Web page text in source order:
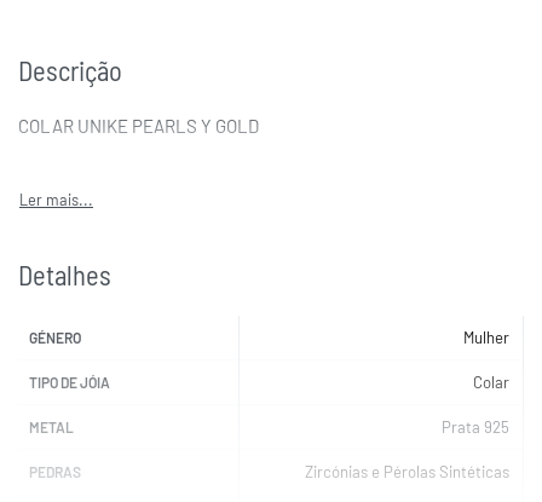
Descrição
COLAR UNIKE PEARLS Y GOLD
Detalhes
GÉNERO Mulher
TIPO DE JÓIA Colar
METAL Prata 925
PEDRAS Zircónias e Pérolas Sintéticas